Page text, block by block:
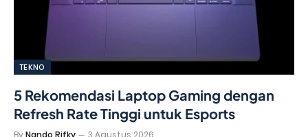
TEKNO
5 Rekomendasi Laptop Gaming dengan
Refresh Rate Tinggi untuk Esports
ByNando Rifky 3 Agustus 2026